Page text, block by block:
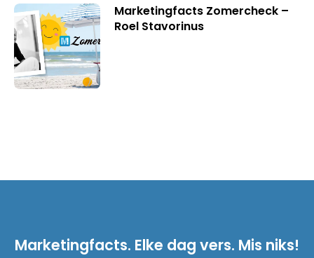
Marketingfacts Zomercheck –
Roel Stavorinus
Marketingfacts. Elke dag vers. Mis niks!